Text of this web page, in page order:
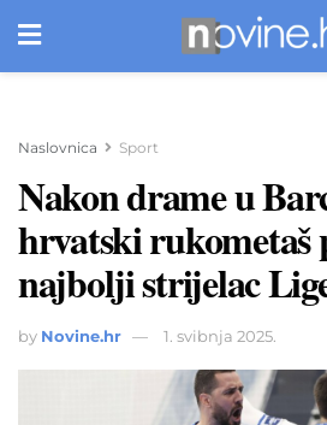
Naslovnica Sport
Nakon drame u
hrvatski rukometaš
najbolji strijelac
by Novine.hr 1. svibnja 2025.